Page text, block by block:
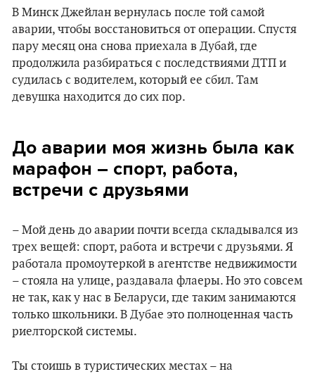
В Минск Джейлан вернулась после той самой
аварии, чтобы восстановиться от операции. Спустя
пару месяц она снова приехала в Дубай, где
продолжила разбираться с последствиями ДТП и
судилась с водителем, который ее сбил. Там
девушка находится до сих пор.
До аварии моя жизнь была как
марафон – спорт, работа,
встречи с друзьями
– Мой день до аварии почти всегда складывался из
трех вещей: спорт, работа и встречи с друзьями. Я
работала промоутеркой в агентстве недвижимости
– стояла на улице, раздавала флаеры. Но это совсем
не так, как у нас в Беларуси, где таким занимаются
только школьники. В Дубае это полноценная часть
риелторской системы.
Ты стоишь в туристических местах – на